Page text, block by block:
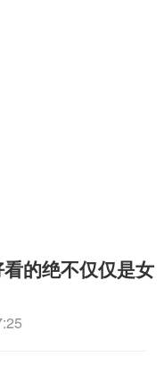
看的绝不仅仅是女